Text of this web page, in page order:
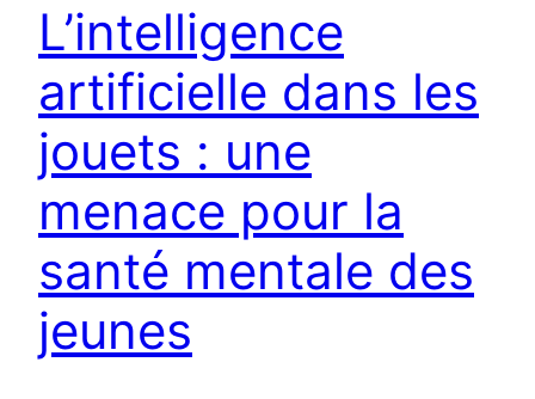
L’intelligence
artificielle dans les
jouets : une
menace pour la
santé mentale des
jeunes